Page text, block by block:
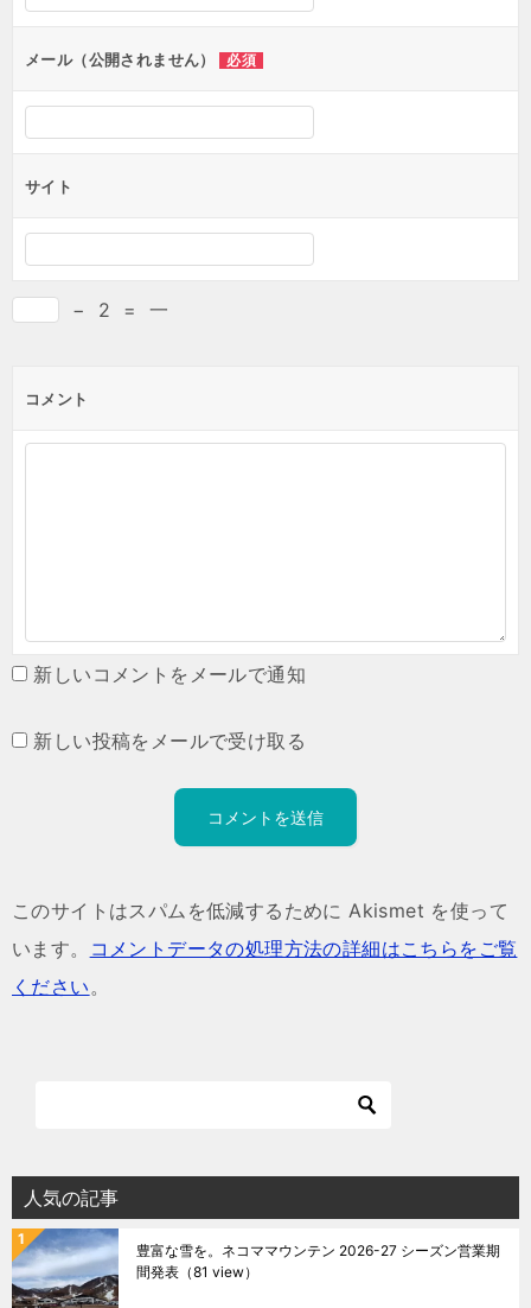
メール（公開されません） 必須
サイト
− 2 = 一
コメント
新しいコメントをメールで通知
新しい投稿をメールで受け取る
このサイトはスパムを低減するために Akismet を使って
います。
コメントデータの処理方法の詳細はこちらをご覧
ください。
人気の記事
豊富な雪を。ネコママウンテン 2026-27 シーズン営業期
間発表 （81 view）